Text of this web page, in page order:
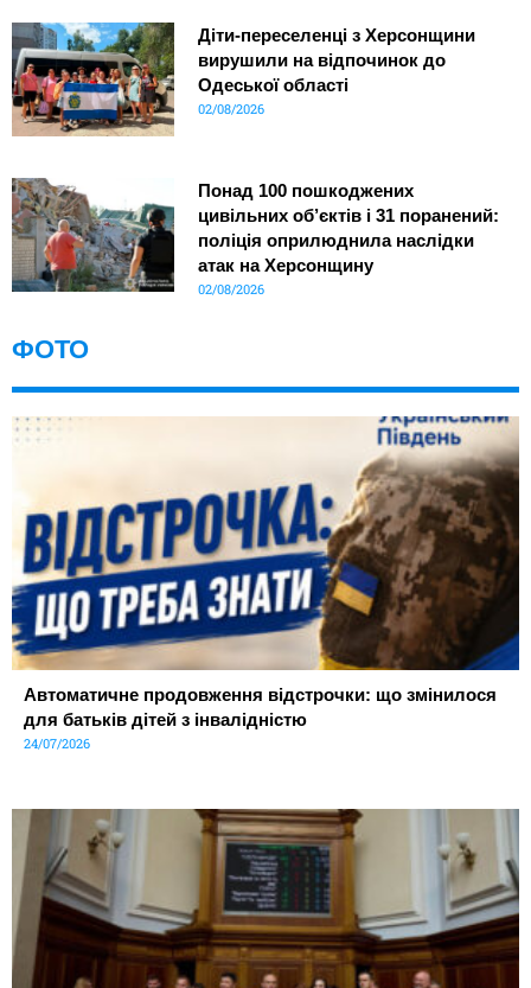
Діти-переселенці з Херсонщини
вирушили на відпочинок до
Одеської області
02/08/2026
Понад 100 пошкоджених
цивільних об’єктів і 31 поранений:
поліція оприлюднила наслідки
атак на Херсонщину
02/08/2026
ФОТО
Автоматичне продовження відстрочки: що змінилося
для батьків дітей з інвалідністю
24/07/2026